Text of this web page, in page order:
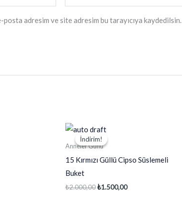
posta adresim ve site adresim bu tarayıcıya kaydedilsin.
İndirim!
İndirim!
Anneler Günü
15 Kırmızı Güllü Cipso Süslemeli
Buket
₺2.000,00Orijinal
₺1.500,00Şu